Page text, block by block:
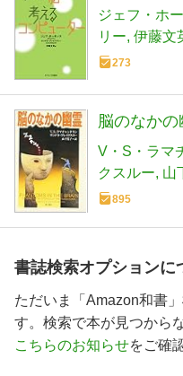
ジェフ・ホ
リー 伊藤文
273
脳のなか
V・S・ラマ
クスルー 山
895
書誌検索オプションに
ただいま「Amazon和書
す。検索で本が見つから
こちらのお知らせをご確